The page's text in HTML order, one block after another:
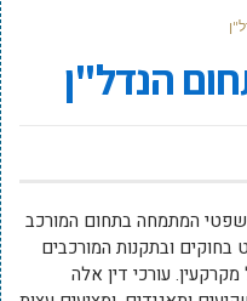
הנדל"ן
המתמחה בתחום המורכב
בחוקים ובתקנות המורכבים
עורכי דין אלה